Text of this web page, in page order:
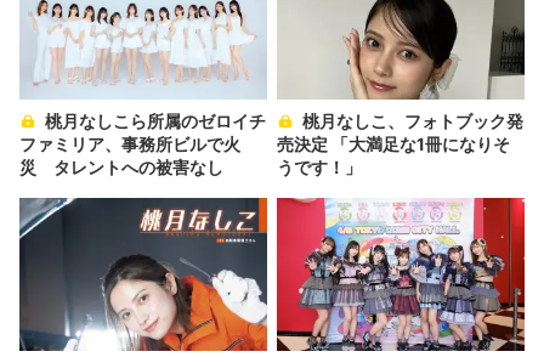
ファミリア、事務所ビルで火
災 タレントへの被害なし
売決定 「大満足な1冊になりそ
うです！」